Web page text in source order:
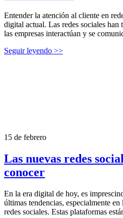
Entender la atención al cliente en
digital actual. Las redes sociales
las empresas interactúan y se
Seguir leyendo >>
15 de febrero
Las nuevas redes
conocer
En la era digital de hoy, es
últimas tendencias, especialmente
redes sociales. Estas plataformas